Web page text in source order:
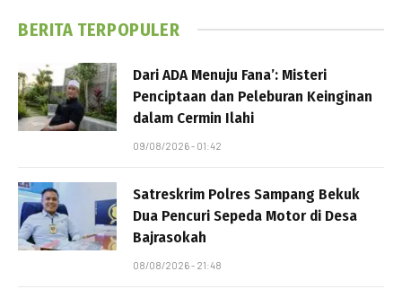
BERITA TERPOPULER
Dari ADA Menuju Fana’: Misteri
Penciptaan dan Peleburan Keinginan
dalam Cermin Ilahi
09/08/2026 - 01:42
Satreskrim Polres Sampang Bekuk
Dua Pencuri Sepeda Motor di Desa
Bajrasokah
08/08/2026 - 21:48